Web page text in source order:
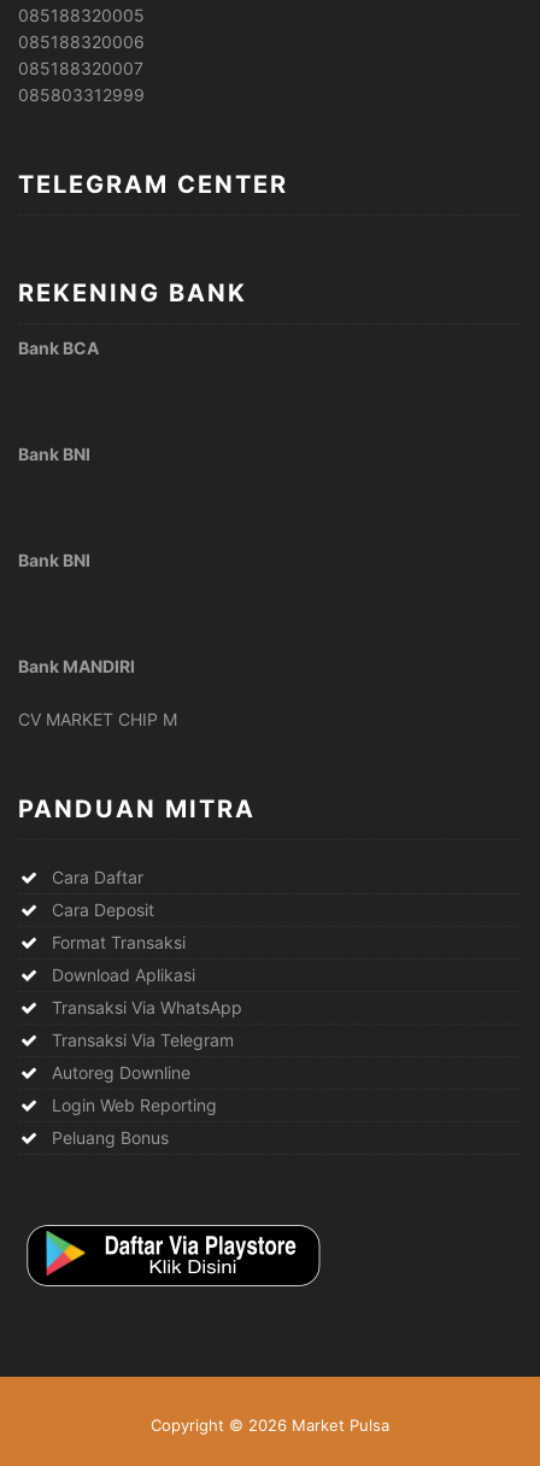
085188320005
085188320006
085188320007
085803312999
TELEGRAM CENTER
REKENING BANK
Bank BCA
Bank BNI
Bank BNI
Bank MANDIRI
CV MARKET CHIP M
PANDUAN MITRA
Cara Daftar
Cara Deposit
Format Transaksi
Download Aplikasi
Transaksi Via WhatsApp
Transaksi Via Telegram
Autoreg Downline
Login Web Reporting
Peluang Bonus
Copyright © 2026 Market Pulsa